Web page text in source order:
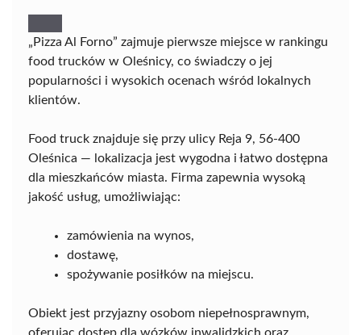
„Pizza Al Forno” zajmuje pierwsze miejsce w rankingu
food trucków w Oleśnicy, co świadczy o jej
popularności i wysokich ocenach wśród lokalnych
klientów.
Food truck znajduje się przy ulicy Reja 9, 56-400
Oleśnica — lokalizacja jest wygodna i łatwo dostępna
dla mieszkańców miasta. Firma zapewnia wysoką
jakość usług, umożliwiając:
zamówienia na wynos,
dostawę,
spożywanie posiłków na miejscu.
Obiekt jest przyjazny osobom niepełnosprawnym,